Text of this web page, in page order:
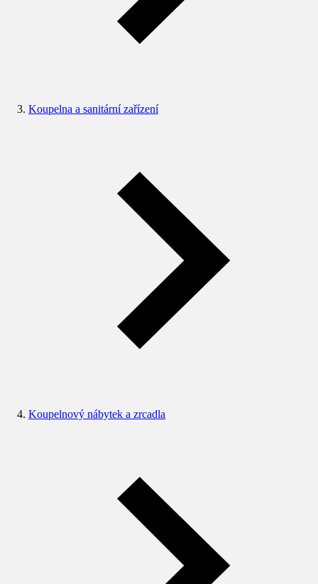
Koupelna a sanitární zařízení
Koupelnový nábytek a zrcadla